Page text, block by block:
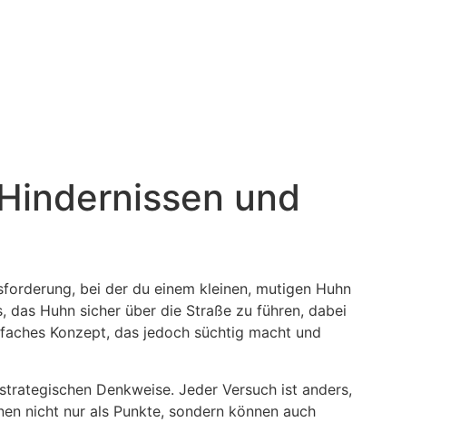
und
bei der du einem kleinen, mutigen Huhn
Huhn sicher über die Straße zu führen, dabei
Konzept, das jedoch süchtig macht und
Denkweise. Jeder Versuch ist anders,
nicht nur als Punkte, sondern können auch